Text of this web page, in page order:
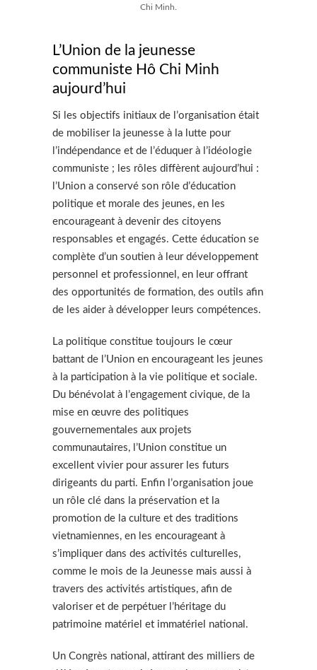
Chi Minh.
L’Union de la jeunesse
communiste Hô Chi Minh
aujourd’hui
Si les objectifs initiaux de l’organisation était
de mobiliser la jeunesse à la lutte pour
l’indépendance et de l’éduquer à l’idéologie
communiste ; les rôles diffèrent aujourd’hui :
l’Union a conservé son rôle d’éducation
politique et morale des jeunes, en les
encourageant à devenir des citoyens
responsables et engagés. Cette éducation se
complète d’un soutien à leur développement
personnel et professionnel, en leur offrant
des opportunités de formation, des outils afin
de les aider à développer leurs compétences.
La politique constitue toujours le cœur
battant de l’Union en encourageant les jeunes
à la participation à la vie politique et sociale.
Du bénévolat à l’engagement civique, de la
mise en œuvre des politiques
gouvernementales aux projets
communautaires, l’Union constitue un
excellent vivier pour assurer les futurs
dirigeants du parti. Enfin l’organisation joue
un rôle clé dans la préservation et la
promotion de la culture et des traditions
vietnamiennes, en les encourageant à
s’impliquer dans des activités culturelles,
comme le mois de la Jeunesse mais aussi à
travers des activités artistiques, afin de
valoriser et de perpétuer l’héritage du
patrimoine matériel et immatériel national.
Un Congrès national, attirant des milliers de